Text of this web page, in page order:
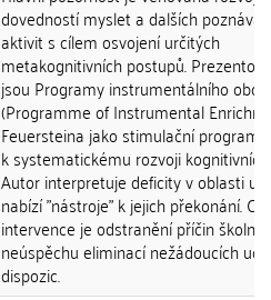
dovedností myslet a dalších
aktivit s cílem osvojení určitých
metakognitivních postupů.
jsou Programy instrumentálního
(Programme of Instrumental
Feuersteina jako stimulační program
k systematickému rozvoji
Autor interpretuje deficity v oblasti
nabízí "nástroje" k jejich překonání.
intervence je odstranění příčin
neúspěchu eliminací nežádoucích
dispozic.